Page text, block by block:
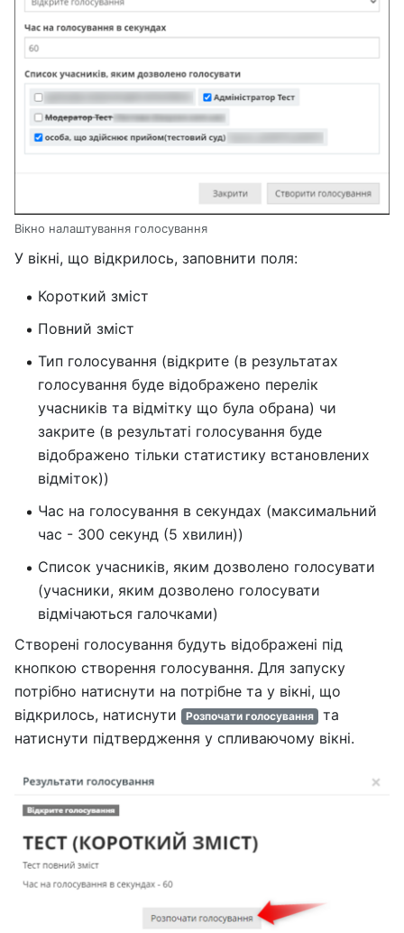
Вікно налаштування голосування
У вікні, що відкрилось, заповнити поля:
Короткий зміст
Повний зміст
Тип голосування (відкрите (в результатах
голосування буде відображено перелік
учасників та відмітку що була обрана) чи
закрите (в результаті голосування буде
відображено тільки статистику встановлених
відміток))
Час на голосування в секундах (максимальний
час - 300 секунд (5 хвилин))
Список учасників, яким дозволено голосувати
(учасники, яким дозволено голосувати
відмічаються галочками)
Створені голосування будуть відображені під
кнопкою створення голосування. Для запуску
потрібно натиснути на потрібне та у вікні, що
відкрилось, натиснути
Розпочати голосування та
натиснути підтвердження у спливаючому вікні.